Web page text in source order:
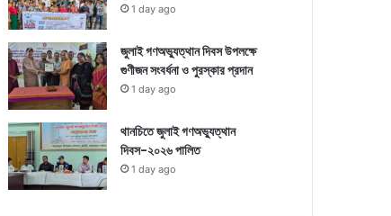
1 day ago
জুলাই গণঅভ্যুত্থান দিবস উপলক্ষে
গুণীজন সংবর্ধনা ও পুরস্কার প্রদান
1 day ago
থানচিতে জুলাই গণঅভ্যুত্থান
দিবস-২০২৬ পালিত
1 day ago